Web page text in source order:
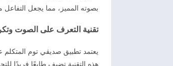
بصوته المميز، مما يجعل التفاعل
تقنية التعرف على الصوت
يعتمد تطبيق صديقي توم
هذه التقنية تضيف طابعًا فريدًا